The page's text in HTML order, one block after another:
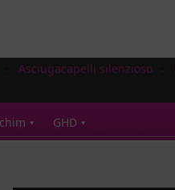
Asciugacapelli silenzioso
GHD